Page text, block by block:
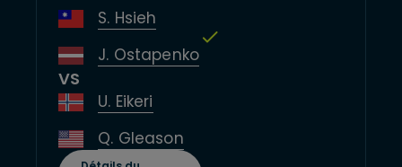
S. Hsieh
J. Ostapenko
VS
U. Eikeri
Q. Gleason